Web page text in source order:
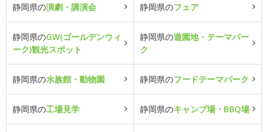
静岡県の演劇・講演会 静岡県のフェア
静岡県のGW(ゴールデンウィ
ーク)観光スポット
静岡県の遊園地・テーマパー
ク
静岡県の水族館・動物園 静岡県のフードテーマパーク
静岡県の工場見学 静岡県のキャンプ場・BBQ場